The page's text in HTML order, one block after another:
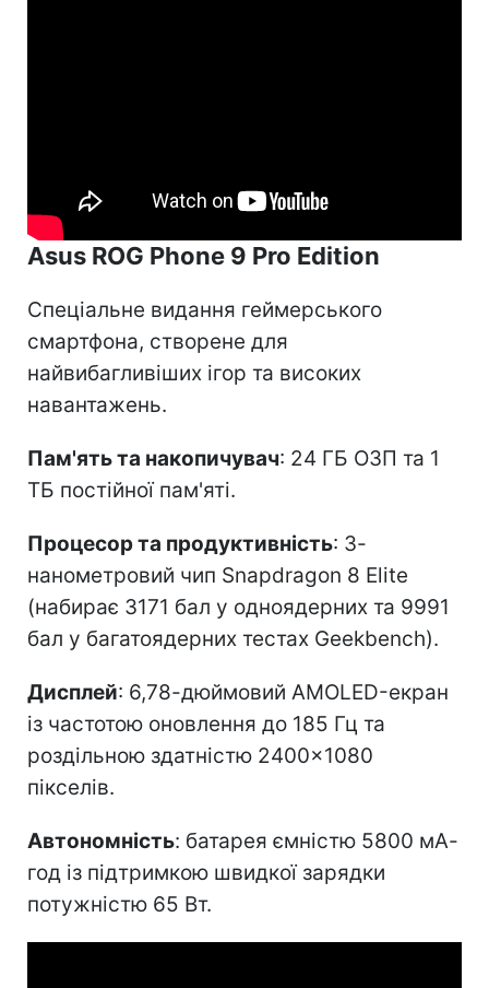
Asus ROG Phone 9 Pro Edition
Спеціальне видання геймерського
смартфона, створене для
найвибагливіших ігор та високих
навантажень.
Пам'ять та накопичувач: 24 ГБ ОЗП та 1
ТБ постійної пам'яті.
Процесор та продуктивність: 3-
нанометровий чип Snapdragon 8 Elite
(набирає 3171 бал у одноядерних та 9991
бал у багатоядерних тестах Geekbench).
Дисплей: 6,78-дюймовий AMOLED-екран
із частотою оновлення до 185 Гц та
роздільною здатністю 2400×1080
пікселів.
Автономність: батарея ємністю 5800 мА-
год із підтримкою швидкої зарядки
потужністю 65 Вт.